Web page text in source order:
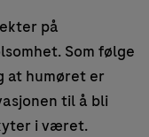
på
Som følge
at humøret er
til å bli
i været.